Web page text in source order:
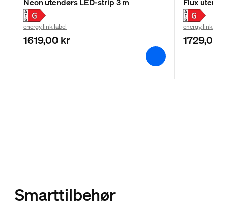
Neon utendørs LED-strip 3 m
energy.link.label
1619,00 kr
Flux
energy.link.label
1729,00
Smarttilbehør